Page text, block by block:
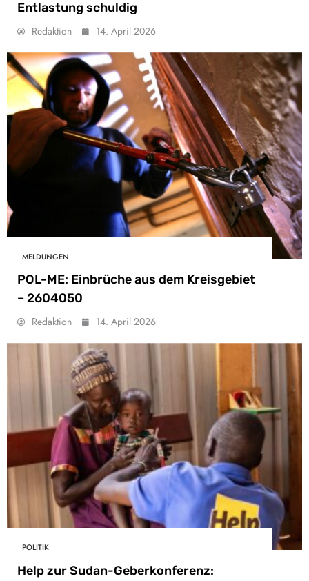
Entlastung schuldig
Redaktion 14. April 2026
MELDUNGEN
POL-ME: Einbrüche aus dem Kreisgebiet
– 2604050
Redaktion 14. April 2026
POLITIK
Help zur Sudan-Geberkonferenz: